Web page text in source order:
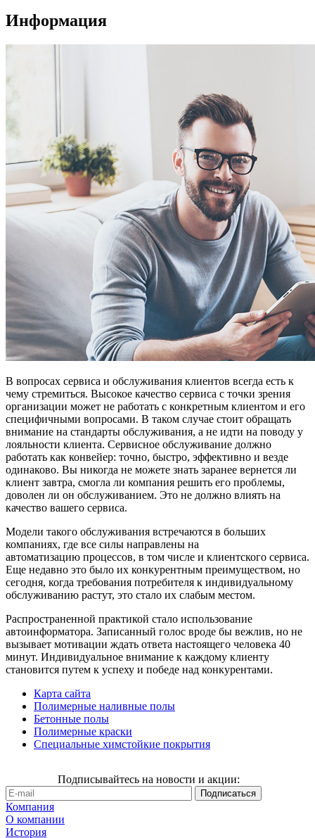
Информация
В вопросах сервиса и обслуживания клиентов всегда есть к
чему стремиться. Высокое качество сервиса с точки зрения
организации может не работать с конкретным клиентом и его
специфичными вопросами. В таком случае стоит обращать
внимание на стандарты обслуживания, а не идти на поводу у
лояльности клиента. Сервисное обслуживание должно
работать как конвейер: точно, быстро, эффективно и везде
одинаково. Вы никогда не можете знать заранее вернется ли
клиент завтра, смогла ли компания решить его проблемы,
доволен ли он обслуживанием. Это не должно влиять на
качество вашего сервиса.
Модели такого обслуживания встречаются в больших
компаниях, где все силы направлены на
автоматизацию процессов, в том числе и клиентского сервиса.
Еще недавно это было их конкурентным преимуществом, но
сегодня, когда требования потребителя к индивидуальному
обслуживанию растут, это стало их слабым местом.
Распространенной практикой стало использование
автоинформатора. Записанный голос вроде бы вежлив, но не
вызывает мотивации ждать ответа настоящего человека 40
минут. Индивидуальное внимание к каждому клиенту
становится путем к успеху и победе над конкурентами.
Карта сайта
Полимерные наливные полы
Бетонные полы
Полимерные краски
Специальные химстойкие покрытия
Подписывайтесь на новости и акции:
Компания
О компании
История